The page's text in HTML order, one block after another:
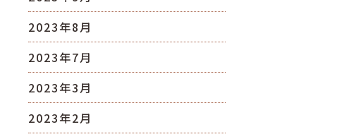
2023年8月
2023年7月
2023年3月
2023年2月